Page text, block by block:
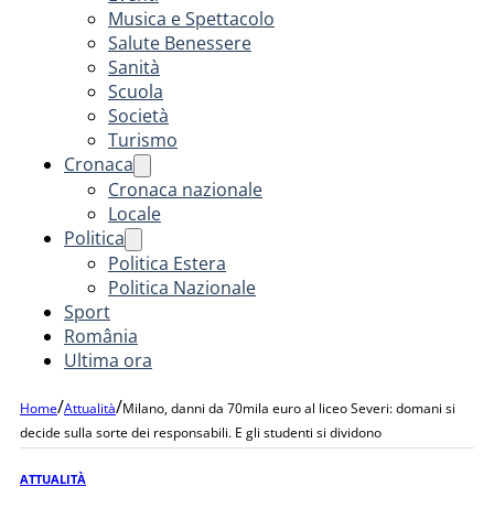
Musica e Spettacolo
Salute Benessere
Sanità
Scuola
Società
Turismo
Cronaca
Cronaca nazionale
Locale
Politica
Politica Estera
Politica Nazionale
Sport
România
Ultima ora
Home/Attualità/Milano, danni da 70mila euro al liceo Severi: domani si
decide sulla sorte dei responsabili. E gli studenti si dividono
ATTUALITÀ